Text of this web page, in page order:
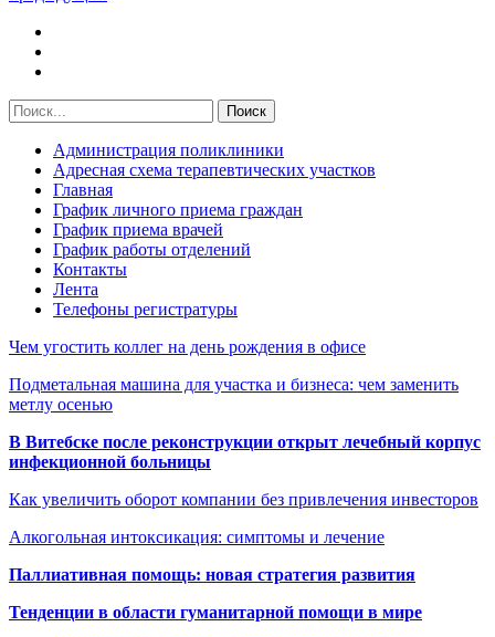
Администрация поликлиники
Адресная схема терапевтических участков
Главная
График личного приема граждан
График приема врачей
График работы отделений
Контакты
Лента
Телефоны регистратуры
Чем угостить коллег на день рождения в офисе
Подметальная машина для участка и бизнеса: чем заменить
метлу осенью
В Витебске после реконструкции открыт лечебный корпус
инфекционной больницы
Как увеличить оборот компании без привлечения инвесторов
Алкогольная интоксикация: симптомы и лечение
Паллиативная помощь: новая стратегия развития
Тенденции в области гуманитарной помощи в мире